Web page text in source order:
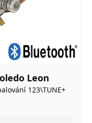
Leon
123\TUNE+